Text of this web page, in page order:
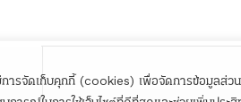
การจัดเก็บคุกกี้ (cookies) เพื่อจัดการข้อมูลส่ว